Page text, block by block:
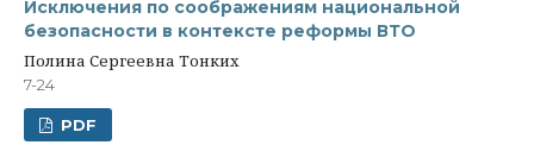
Исключения по соображениям национальной
безопасности в контексте реформы ВТО
Полина Сергеевна Тонких
7-24
PDF